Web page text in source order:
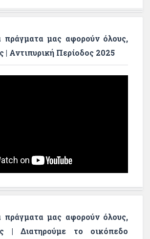
πράγματα μας αφορούν όλους,
| Αντιπυρική Περίοδος 2025
πράγματα μας αφορούν όλους,
| Διατηρούμε το οικόπεδο